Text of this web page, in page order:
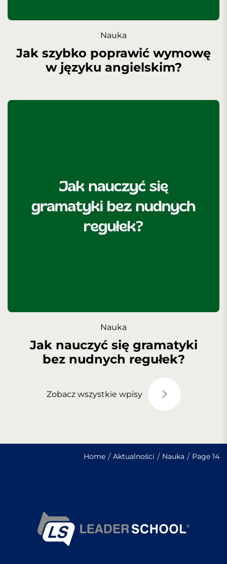
Nauka
Jak szybko poprawić wymowę
w języku angielskim?
Nauka
Jak nauczyć się gramatyki
bez nudnych regułek?
Zobacz wszystkie wpisy
Home Aktualności Nauka Page 14